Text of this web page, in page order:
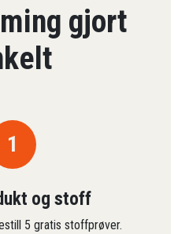
gjort
1
og stoff
5 gratis stoffprøver.